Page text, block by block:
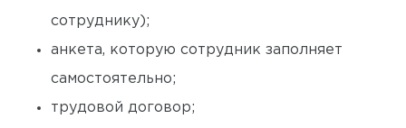
сотруднику);
анкета, которую сотрудник заполняет
самостоятельно;
трудовой договор;